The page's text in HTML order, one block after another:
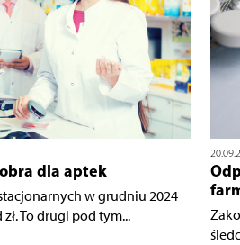
dla aptek
w grudniu 2024
To drugi pod tym...